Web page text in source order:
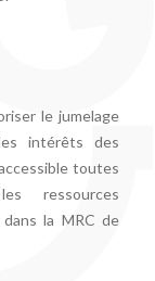
le jumelage
intérêts des
toutes
ressources
la MRC de